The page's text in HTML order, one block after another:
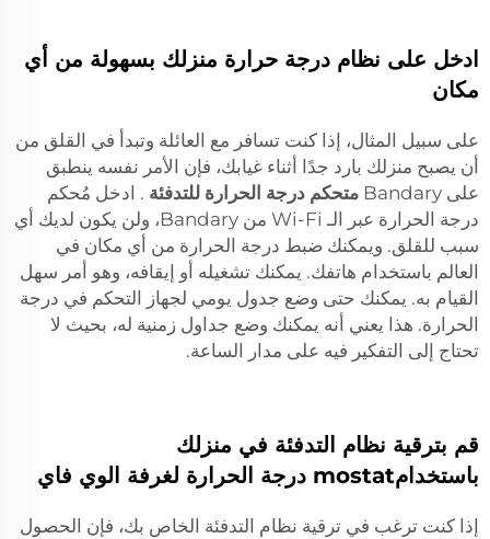
ادخل على نظام درجة حرارة منزلك بسهولة من أي
مكان
على سبيل المثال، إذا كنت تسافر مع العائلة وتبدأ في القلق من
أن يصبح منزلك بارد جدًا أثناء غيابك، فإن الأمر نفسه ينطبق
على Bandary
متحكم درجة الحرارة للتدفئة . ادخل مُحكم
درجة الحرارة عبر الـ Wi-Fi من Bandary، ولن يكون لديك أي
سبب للقلق. ويمكنك ضبط درجة الحرارة من أي مكان في
العالم باستخدام هاتفك. يمكنك تشغيله أو إيقافه، وهو أمر سهل
القيام به. يمكنك حتى وضع جدول يومي لجهاز التحكم في درجة
الحرارة. هذا يعني أنه يمكنك وضع جداول زمنية له، بحيث لا
تحتاج إلى التفكير فيه على مدار الساعة.
قم بترقية نظام التدفئة في منزلك
باستخدامmostat درجة الحرارة لغرفة الوي فاي
إذا كنت ترغب في ترقية نظام التدفئة الخاص بك، فإن الحصول